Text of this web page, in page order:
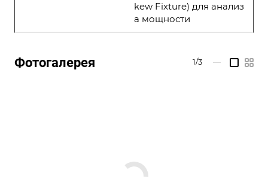
kew Fixture) для анализ
а мощности
Фотогалерея 1/3 —